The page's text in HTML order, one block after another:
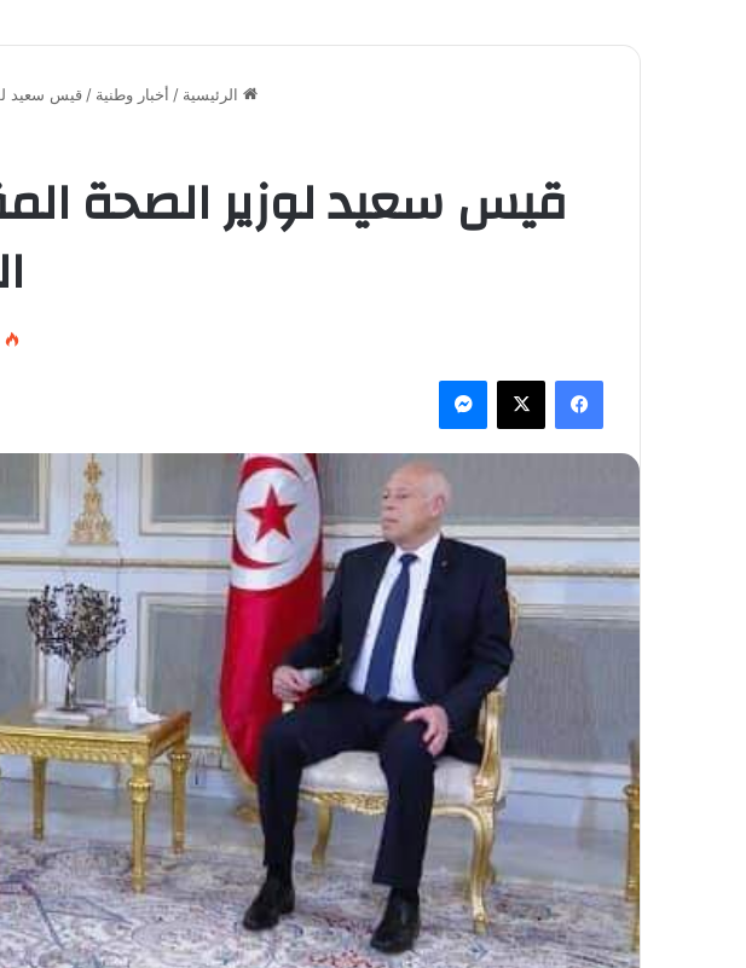
الرئيسية / أخبار وطنية / قيس سعيد
قيس سعيد لوزير الصحة
فيسبوك